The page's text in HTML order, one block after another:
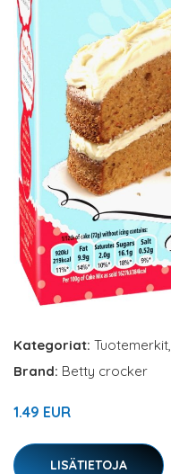
Kategoriat: Tuotemerkit,
Brand: Betty crocker
1.49 EUR
LISÄTIETOJA